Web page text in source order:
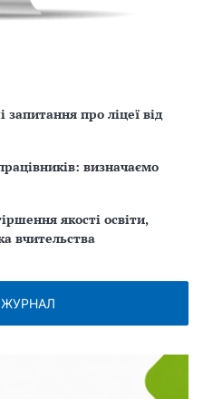
про ліцеї від
визначаємо
якості освіти,
вчительства